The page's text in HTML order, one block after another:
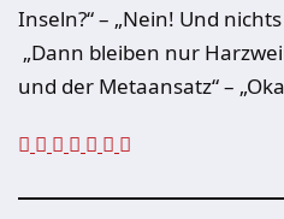
Inseln?“ – „Nein! Und
„Dann bleiben nur
und der Metaansatz“ –